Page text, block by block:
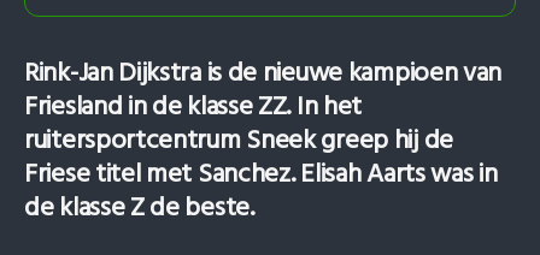
Rink-Jan Dijkstra is de nieuwe kampioen van
Friesland in de klasse ZZ. In het
ruitersportcentrum Sneek greep hij de
Friese titel met Sanchez. Elisah Aarts was in
de klasse Z de beste.